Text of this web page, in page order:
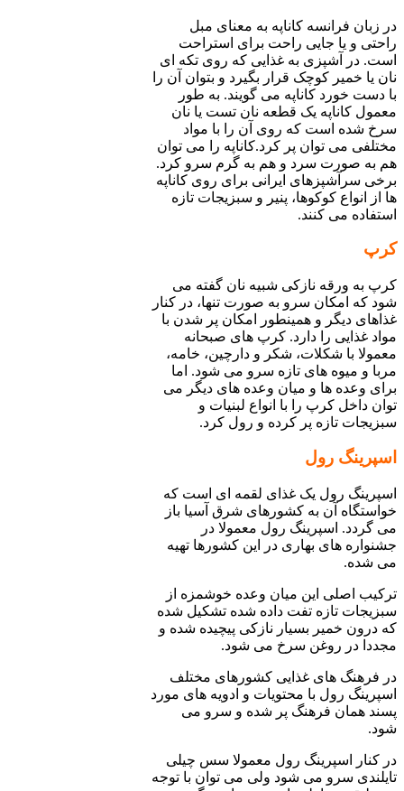
در زبان فرانسه کاناپه به معنای مبل
راحتی و یا جایی راحت برای استراحت
است. در آشپزی به غذایی که روی تکه ای
نان یا خمیر کوچک قرار بگیرد و بتوان آن را
با دست خورد کاناپه می گویند. به طور
معمول کاناپه یک قطعه نان تست یا نان
سرخ شده است که روی آن را با مواد
مختلفی می توان پر کرد.کاناپه را می توان
هم به صورت سرد و هم به گرم سرو کرد.
برخی سرآشپزهای ایرانی برای روی کاناپه
ها از انواع کوکوها، پنیر و سبزیجات تازه
استفاده می کنند.
کرپ
کرپ به ورقه نازکی شبیه نان گفته می
شود که امکان سرو به صورت تنها، در کنار
غذاهای دیگر و همینطور امکان پر شدن با
مواد غذایی را دارد. کرپ های صبحانه
معمولا با شکلات، شکر و دارچین، خامه،
مربا و میوه های تازه سرو می شود. اما
برای وعده ها و میان وعده های دیگر می
توان داخل کرپ را با انواع لبنیات و
سبزیجات تازه پر کرده و رول کرد.
اسپرینگ رول
اسپرینگ رول یک غذای لقمه ای است که
خواستگاه آن به کشورهای شرق آسیا باز
می گردد. اسپرینگ رول معمولا در
جشنواره های بهاری در این کشورها تهیه
می شده.
ترکیب اصلی این میان وعده خوشمزه از
سبزیجات تازه تفت داده شده تشکیل شده
که درون خمیر بسیار نازکی پیچیده شده و
مجددا در روغن سرخ می شود.
در فرهنگ های غذایی کشورهای مختلف
اسپرینگ رول با محتویات و ادویه های مورد
پسند همان فرهنگ پر شده و سرو می
شود.
در کنار اسپرینگ رول معمولا سس چیلی
تایلندی سرو می شود ولی می توان با توجه